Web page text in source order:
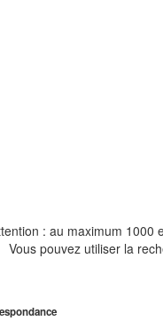
: au maximum 1000
Vous pouvez utiliser la